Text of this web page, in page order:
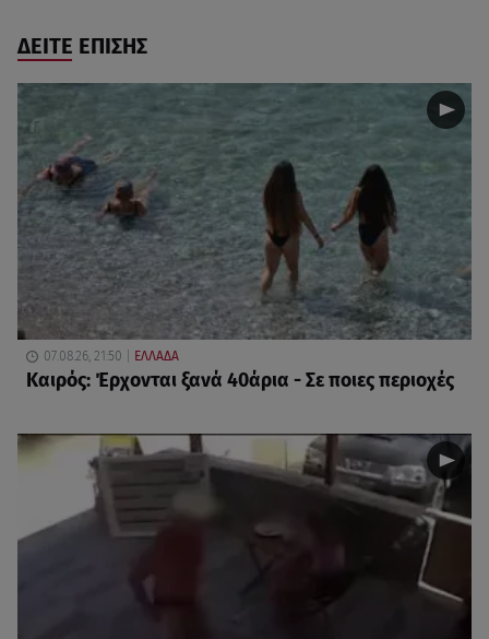
ΔΕΙΤΕ ΕΠΙΣΗΣ
07.08.26, 21:50 ΕΛΛΑΔΑ
Καιρός: Έρχονται ξανά 40άρια - Σε ποιες περιοχές